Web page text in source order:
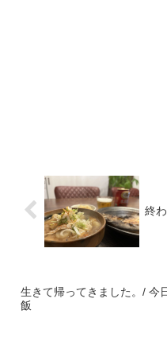
終
生きて帰ってきました。/ 今
飯